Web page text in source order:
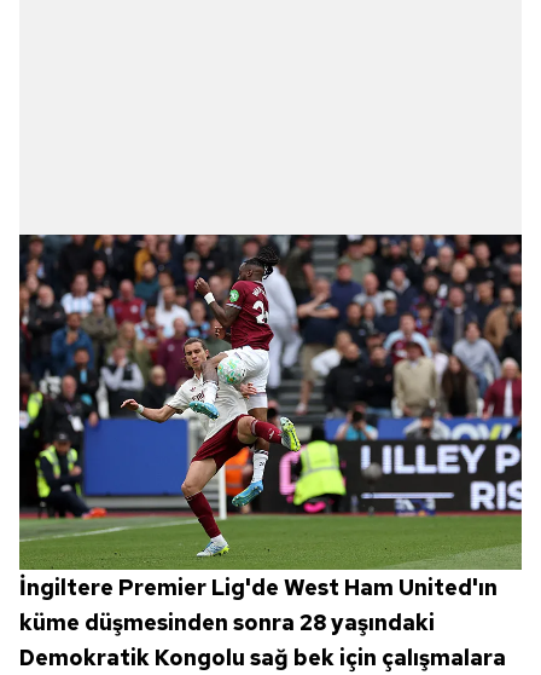
İngiltere Premier Lig'de West Ham United'ın
küme düşmesinden sonra 28 yaşındaki
Demokratik Kongolu sağ bek için çalışmalara